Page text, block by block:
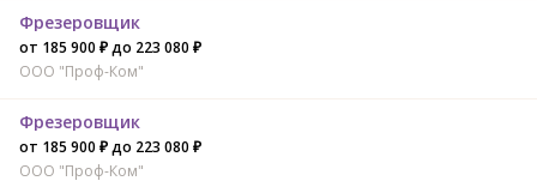
Фрезеровщик
от 185 900 ₽ до 223 080 ₽
ООО "Проф-Ком"
Фрезеровщик
от 185 900 ₽ до 223 080 ₽
ООО "Проф-Ком"